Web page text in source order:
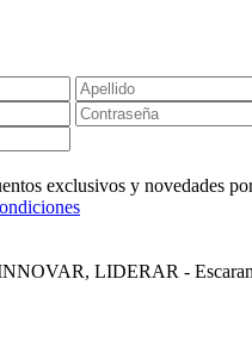
exclusivos y novedades